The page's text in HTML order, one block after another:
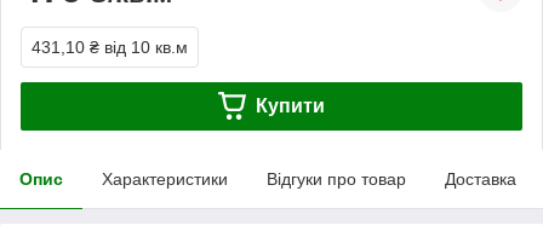
431,10 ₴ від 10 кв.м
Купити
Опис Характеристики Відгуки про товар Доставка